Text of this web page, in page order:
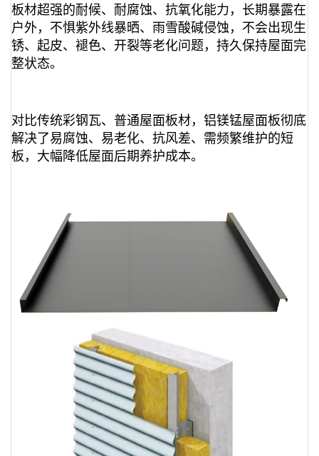
板材超强的耐候、耐腐蚀、抗氧化能力，长期暴露在
户外，不惧紫外线暴晒、雨雪酸碱侵蚀，不会出现生
锈、起皮、褪色、开裂等老化问题，持久保持屋面完
整状态。
对比传统彩钢瓦、普通屋面板材，铝镁锰屋面板彻底
解决了易腐蚀、易老化、抗风差、需频繁维护的短
板，大幅降低屋面后期养护成本。